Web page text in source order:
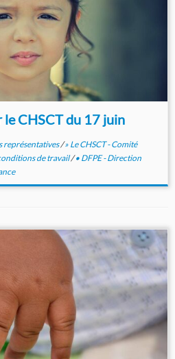
le CHSCT du 17 juin
représentatives/» Le CHSCT - Comité
de travail/• DFPE - Direction